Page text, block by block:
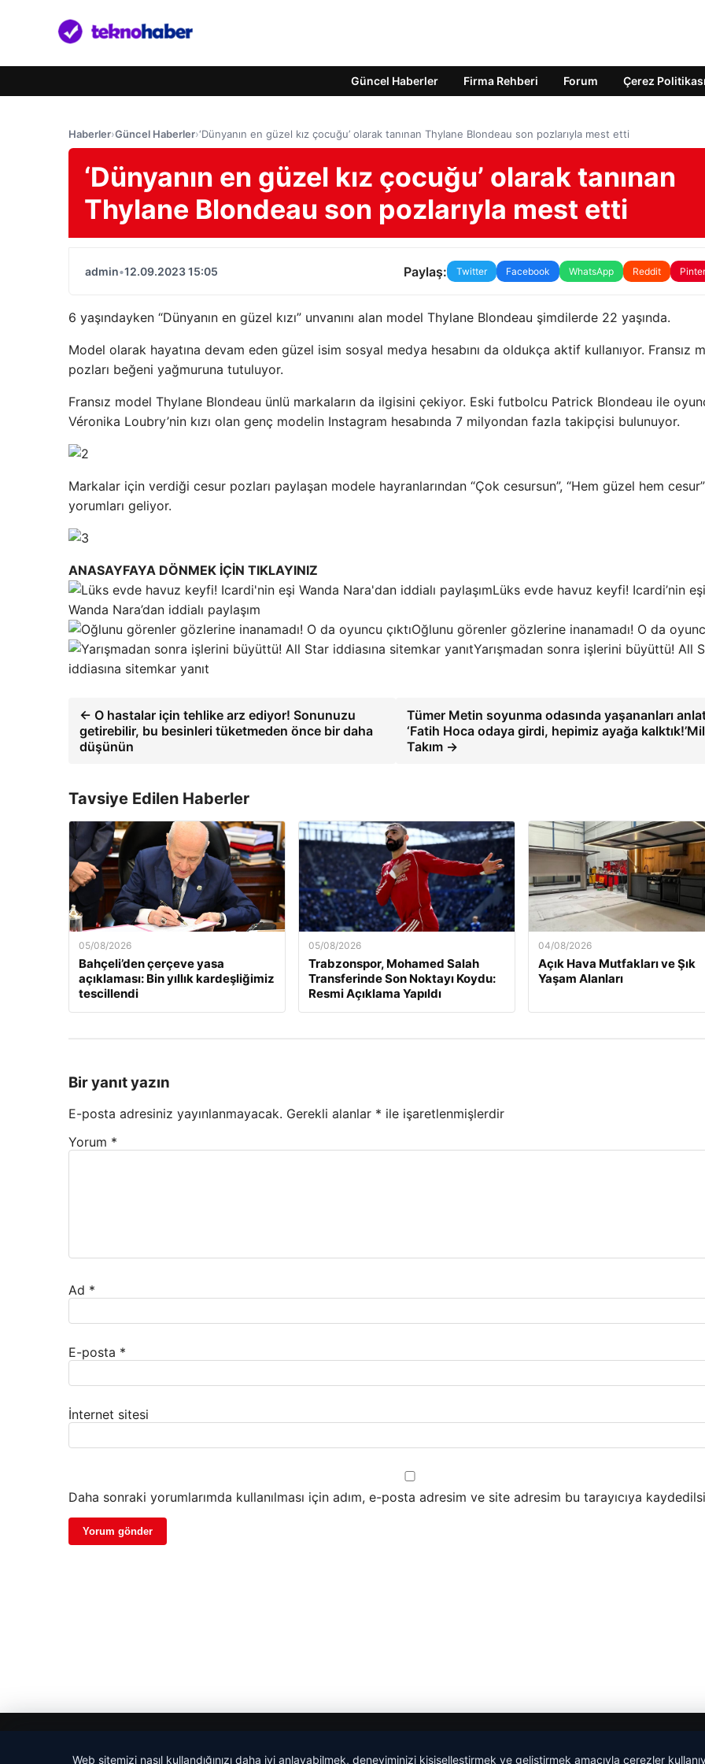
Güncel Haberler Firma Rehberi Forum Çerez Politikası
Haberler›Güncel Haberler›‘Dünyanın en güzel kız çocuğu’ olarak tanınan Thylane Blondeau son pozlarıyla mest etti
‘Dünyanın en güzel kız çocuğu’ olarak tanınan
Thylane Blondeau son pozlarıyla mest etti
admin•12.09.2023 15:05 Paylaş: Twitter Facebook WhatsApp Reddit
6 yaşındayken “Dünyanın en güzel kızı” unvanını alan model Thylane Blondeau şimdilerde 22 yaşında.
Model olarak hayatına devam eden güzel isim sosyal medya hesabını da oldukça aktif kullanıyor. Fransız
pozları beğeni yağmuruna tutuluyor.
Fransız model Thylane Blondeau ünlü markaların da ilgisini çekiyor. Eski futbolcu Patrick Blondeau ile
Véronika Loubry’nin kızı olan genç modelin Instagram hesabında 7 milyondan fazla takipçisi bulunuyor.
Markalar için verdiği cesur pozları paylaşan modele hayranlarından “Çok cesursun”, “Hem güzel hem cesur”
yorumları geliyor.
ANASAYFAYA DÖNMEK İÇİN TIKLAYINIZ
Lüks evde havuz keyfi! Icardi’nin eşi
Wanda Nara’dan iddialı paylaşım
Oğlunu görenler gözlerine inanamadı! O da
Yarışmadan sonra işlerini büyüttü! All
iddiasına sitemkar yanıt
← O hastalar için tehlike arz ediyor! Sonunuzu
getirebilir, bu besinleri tüketmeden önce bir daha
düşünün
Tümer Metin soyunma odasında yaşananları
‘Fatih Hoca odaya girdi, hepimiz ayağa
Takım →
Tavsiye Edilen Haberler
05/08/2026
Bahçeli’den çerçeve yasa
açıklaması: Bin yıllık kardeşliğimiz
tescillendi
05/08/2026
Trabzonspor, Mohamed Salah
Transferinde Son Noktayı Koydu:
Resmi Açıklama Yapıldı
04/08/2026
Açık Hava Mutfakları ve Şık
Yaşam Alanları
Bir yanıt yazın
E-posta adresiniz yayınlanmayacak. Gerekli alanlar * ile işaretlenmişlerdir
Yorum *
Ad *
E-posta *
İnternet sitesi
Daha sonraki yorumlarımda kullanılması için adım, e-posta adresim ve site adresim bu tarayıcıya
Web sitemizi nasıl kullandığınızı daha iyi anlayabilmek, deneyiminizi kişiselleştirmek ve geliştirmek amacıyla çerezler